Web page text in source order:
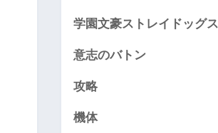
学園文豪ストレイドッグス
意志のバトン
攻略
機体